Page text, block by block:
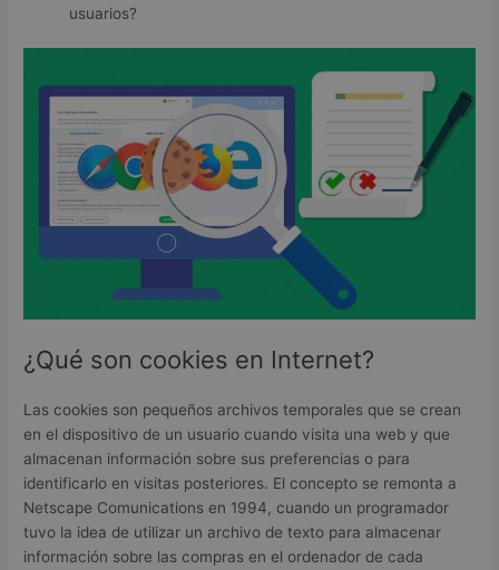
usuarios?
¿Qué son cookies en Internet?
Las cookies son pequeños archivos temporales que se crean
en el dispositivo de un usuario cuando visita una web y que
almacenan información sobre sus preferencias o para
identificarlo en visitas posteriores. El concepto se remonta a
Netscape Comunications en 1994, cuando un programador
tuvo la idea de utilizar un archivo de texto para almacenar
información sobre las compras en el ordenador de cada